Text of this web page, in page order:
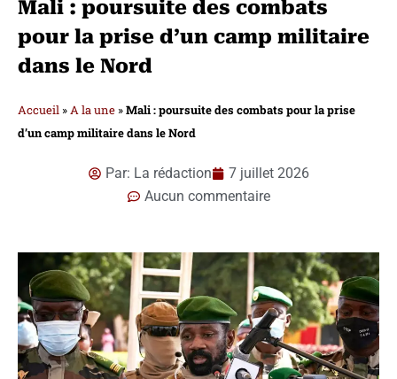
Mali : poursuite des combats
pour la prise d’un camp militaire
dans le Nord
Accueil »A la une »Mali : poursuite des combats pour la prise
d’un camp militaire dans le Nord
Par: La rédaction
7 juillet 2026
Aucun commentaire